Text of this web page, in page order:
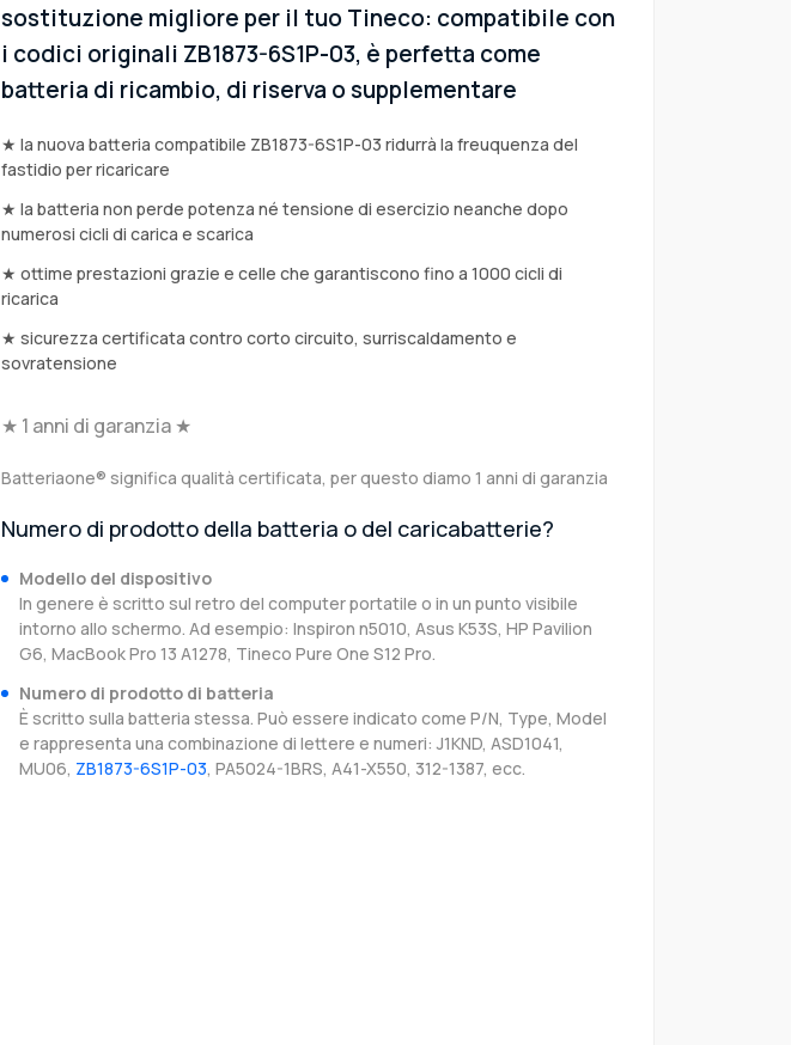
sostituzione migliore per il tuo Tineco: compatibile con
i codici originali ZB1873-6S1P-03, è perfetta come
batteria di ricambio, di riserva o supplementare
★ la nuova batteria compatibile ZB1873-6S1P-03 ridurrà la freuquenza del
fastidio per ricaricare
★ la batteria non perde potenza né tensione di esercizio neanche dopo
numerosi cicli di carica e scarica
★ ottime prestazioni grazie e celle che garantiscono fino a 1000 cicli di
ricarica
★ sicurezza certificata contro corto circuito, surriscaldamento e
sovratensione
★ 1 anni di garanzia ★
Batteriaone® significa qualità certificata, per questo diamo 1 anni di garanzia
Numero di prodotto della batteria o del caricabatterie?
Modello del dispositivo
In genere è scritto sul retro del computer portatile o in un punto visibile
intorno allo schermo. Ad esempio: Inspiron n5010, Asus K53S, HP Pavilion
G6, MacBook Pro 13 A1278, Tineco Pure One S12 Pro.
Numero di prodotto di batteria
È scritto sulla batteria stessa. Può essere indicato come P/N, Type, Model
e rappresenta una combinazione di lettere e numeri: J1KND, ASD1041,
MU06, ZB1873-6S1P-03, PA5024-1BRS, A41-X550, 312-1387, ecc.